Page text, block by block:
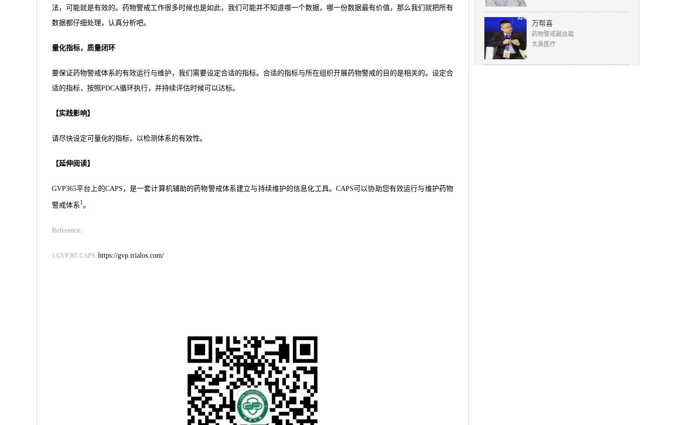
法，可能就是有效的。药物警戒工作很多时候也是如此，我们可能并不知道哪一个数据，哪一份数据最有价值，那么我们就把所有
数据都仔细处理，认真分析吧。
量化指标，质量闭环
要保证药物警戒体系的有效运行与维护，我们需要设定合适的指标。合适的指标与所在组织开展药物警戒的目的是相关的。设定合
适的指标，按照PDCA循环执行，并持续评估时候可以达标。
【实践影响】
请尽快设定可量化的指标，以检测体系的有效性。
【延伸阅读】
GVP365平台上的CAPS，是一套计算机辅助的药物警戒体系建立与持续维护的信息化工具。CAPS可以协助您有效运行与维护药物
警戒体系1。
Reference:
1.GVP365 CAPS https://gvp.trialos.com/
万帮喜
药物警戒副总裁
太美医疗